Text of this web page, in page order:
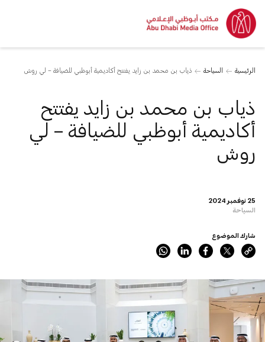
الرئيسية السياحة ذياب بن محمد بن زايد يفتتح أكاديمية أبوظبي للضيافة – لي روش
25 نوفمبر 2024
السياحة
ذياب بن محمد بن زايد يفتتح
أكاديمية أبوظبي للضيافة – لي
روش
شارك الموضوع